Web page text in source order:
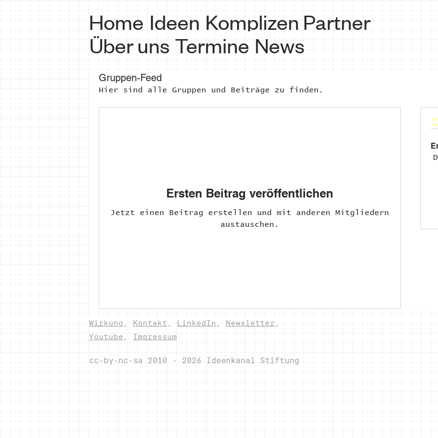
Home Ideen Komplizen Partner
Über uns Termine News
Gruppen-Feed
Hier sind alle Gruppen und Beiträge zu finden.
Ersten Beitrag veröffentlichen
Jetzt einen Beitrag erstellen und mit anderen Mitgliedern
austauschen.
Wirkung Kontakt LinkedIn Newsletter
Youtube
Impressum
cc-by-nc-sa 2010 - 2026 Ideenkanal Stiftung